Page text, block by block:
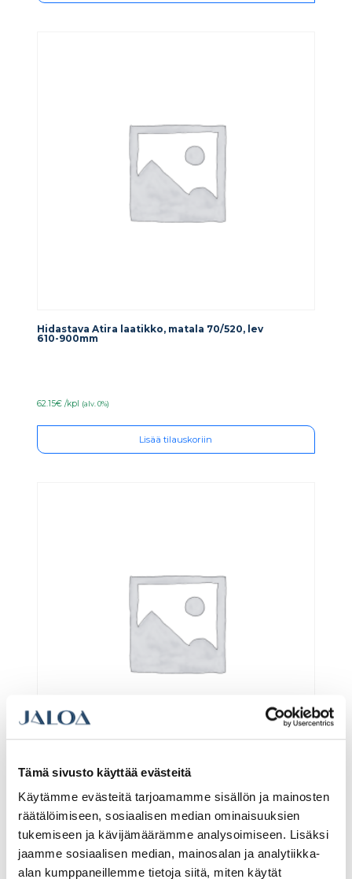
Tämä sivusto käyttää evästeitä
Käytämme evästeitä tarjoamamme sisällön ja mainosten
räätälöimiseen, sosiaalisen median ominaisuuksien
tukemiseen ja kävijämäärämme analysoimiseen. Lisäksi
jaamme sosiaalisen median, mainosalan ja analytiikka-
alan kumppaneillemme tietoja siitä, miten käytät
Hidastava Atira laatikko, matala 70/520, lev
610-900mm
62.15€ /kpl (alv. 0%)
Lisää tilauskoriin
Hidastava Atira laatikko, matala 70/520, lev
67.73€ /kpl(alv. 0%)